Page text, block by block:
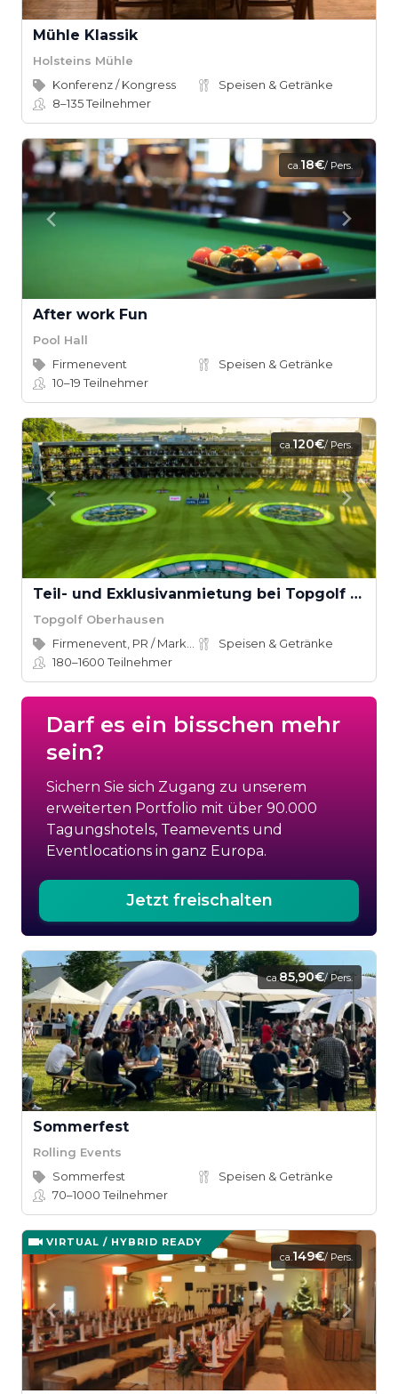
Mühle Klassik
Holsteins Mühle
Konferenz / Kongress
Speisen & Getränke
8–135Teilnehmer
ca.18€/ Pers.
After work Fun
Pool Hall
Firmenevent
Speisen & Getränke
10–19Teilnehmer
ca.120€/ Pers.
Teil- und Exklusivanmietung bei Topgolf Oberhausen
Topgolf Oberhausen
Speisen & Getränke
180–1600Teilnehmer
Darf es ein bisschen mehr
sein?
Sichern Sie sich Zugang zu unserem
erweiterten Portfolio mit über 90.000
Tagungshotels, Teamevents und
Eventlocations in ganz Europa.
Jetzt freischalten
ca.85,90€/ Pers.
Sommerfest
Rolling Events
Sommerfest
Speisen & Getränke
70–1000Teilnehmer
VIRTUAL / HYBRID READY
ca.149€/ Pers.